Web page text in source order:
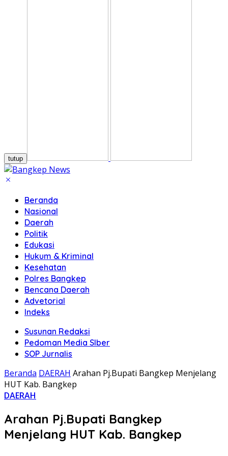
tutup
Beranda
Nasional
Daerah
Politik
Edukasi
Hukum & Kriminal
Kesehatan
Polres Bangkep
Bencana Daerah
Advetorial
Indeks
Susunan Redaksi
Pedoman Media SIber
SOP Jurnalis
Beranda DAERAH Arahan Pj.Bupati Bangkep Menjelang
HUT Kab. Bangkep
DAERAH
Arahan Pj.Bupati Bangkep
Menjelang HUT Kab. Bangkep